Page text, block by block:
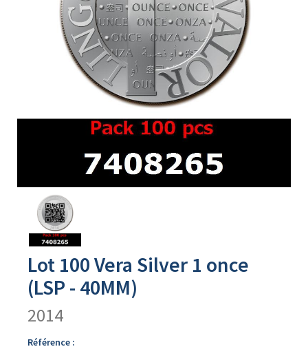
produit
Lot 100 Vera Silver 1 once
(LSP - 40MM)
2014
Référence :